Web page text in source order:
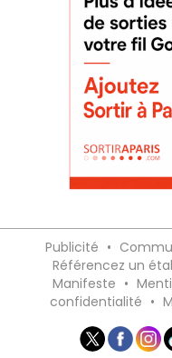
Publicité •
Référencez un
Manifeste •
confidentialité •